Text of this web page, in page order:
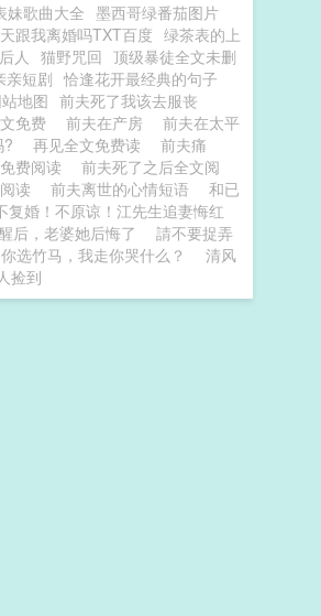
妹歌曲大全 墨西哥绿番茄图片
跟我离婚吗TXT百度 绿茶表的上
人 猫野咒回 顶级暴徒全文未删
亲短剧 恰逢花开最经典的句子
地图 前夫死了我该去服丧
免费 前夫在产房
前夫在太平
? 再见全文免费读
前夫痛
费阅读
前夫死了之后全文阅
读 前夫离世的心情短语
和已
复婚！不原谅！江先生追妻悔红
后，老婆她后悔了
請不要捉弄
你选竹马，我走你哭什么？
清风
捡到